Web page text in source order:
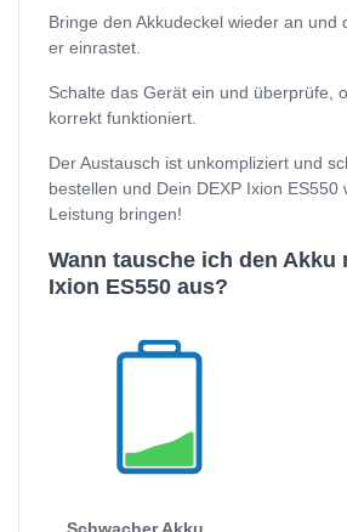
Bringe den Akkudeckel wieder an und
er einrastet.
Schalte das Gerät ein und überprüfe,
korrekt funktioniert.
Der Austausch ist unkompliziert und
bestellen und Dein DEXP Ixion ES550
Leistung bringen!
Wann tausche ich den Akku
Ixion ES550 aus?